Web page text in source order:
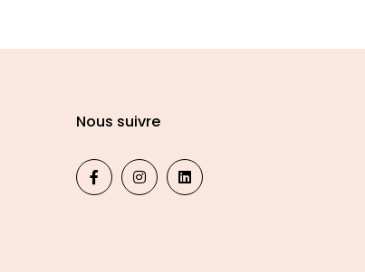
Nous suivre